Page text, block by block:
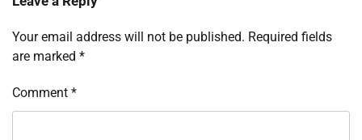
Your email address will not be published. Required fields
are marked *
Comment *